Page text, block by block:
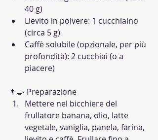
40 g)
Lievito in polvere: 1 cucchiaino
(circa 5 g)
Caffè solubile (opzionale, per più
profondità): 2 cucchiai (o a
piacere)
👨‍🍳 Preparazione
Mettere nel bicchiere del
frullatore banana, olio, latte
vegetale, vaniglia, panela, farina,